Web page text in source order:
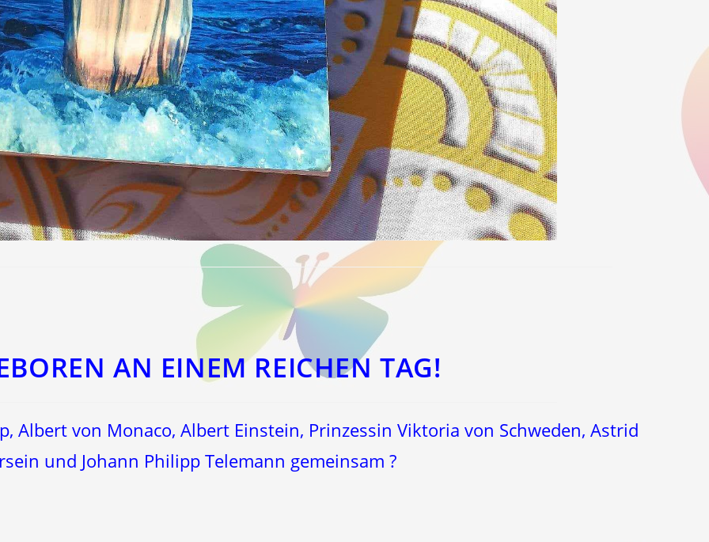
AN EINEM REICHEN TAG!
Albert von Monaco, Albert Einstein, Prinzessin Viktoria von Schweden, Astrid
und Johann Philipp Telemann gemeinsam ?